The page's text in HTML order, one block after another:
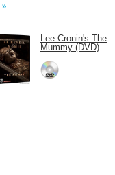
Lee Cronin's The
Mummy (DVD)